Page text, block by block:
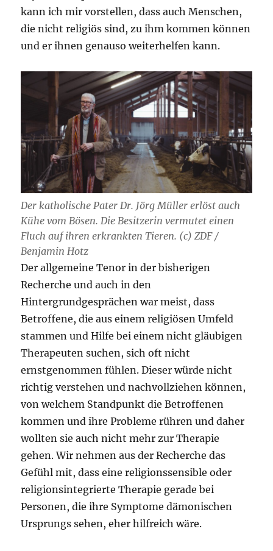
kann ich mir vorstellen, dass auch Menschen,
die nicht religiös sind, zu ihm kommen können
und er ihnen genauso weiterhelfen kann.
Der katholische Pater Dr. Jörg Müller erlöst auch
Kühe vom Bösen. Die Besitzerin vermutet einen
Fluch auf ihren erkrankten Tieren. (c) ZDF /
Benjamin Hotz
Der allgemeine Tenor in der bisherigen
Recherche und auch in den
Hintergrundgesprächen war meist, dass
Betroffene, die aus einem religiösen Umfeld
stammen und Hilfe bei einem nicht gläubigen
Therapeuten suchen, sich oft nicht
ernstgenommen fühlen. Dieser würde nicht
richtig verstehen und nachvollziehen können,
von welchem Standpunkt die Betroffenen
kommen und ihre Probleme rühren und daher
wollten sie auch nicht mehr zur Therapie
gehen. Wir nehmen aus der Recherche das
Gefühl mit, dass eine religionssensible oder
religionsintegrierte Therapie gerade bei
Personen, die ihre Symptome dämonischen
Ursprungs sehen, eher hilfreich wäre.